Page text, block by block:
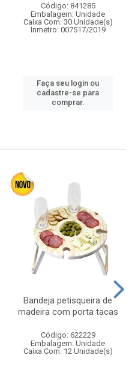
Código: 841285
Embalagem: Unidade
Caixa Com: 30 Unidade(s)
Inmetro: 007517/2019
Faça seu login ou
cadastre-se para
comprar.
Bandeja petisqueira de
madeira com porta tacas
Código: 622229
Embalagem: Unidade
Caixa Com: 12 Unidade(s)